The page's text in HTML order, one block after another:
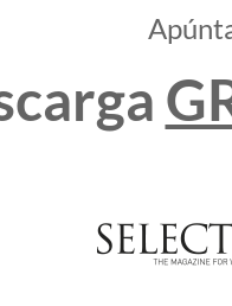
de
uva es
que
World's
del
de Ysios
y